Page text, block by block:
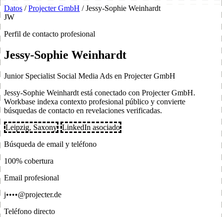
Datos / Projecter GmbH / Jessy-Sophie Weinhardt
JW
Perfil de contacto profesional
Jessy-Sophie Weinhardt
Junior Specialist Social Media Ads en Projecter GmbH
Jessy-Sophie Weinhardt está conectado con Projecter GmbH.
Workbase indexa contexto profesional público y convierte
búsquedas de contacto en revelaciones verificadas.
Leipzig, Saxony LinkedIn asociado
Búsqueda de email y teléfono
100% cobertura
Email profesional
j••••@projecter.de
Teléfono directo